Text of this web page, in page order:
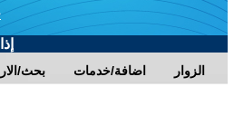
بحث/ اضافة/خدمات الزوار